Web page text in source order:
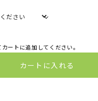
ートに追加してください。
カートに入れる